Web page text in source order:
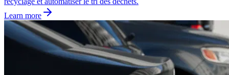
Learn more